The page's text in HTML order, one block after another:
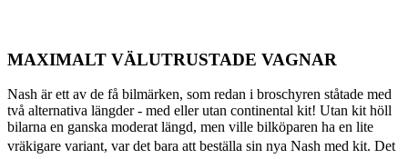
MAXIMALT VÄLUTRUSTADE VAGNAR
Nash är ett av de få bilmärken, som redan i broschyren ståtade med
två alternativa längder - med eller utan continental kit! Utan kit höll
bilarna en ganska moderat längd, men ville bilköparen ha en lite
vräkigare variant, var det bara att beställa sin nya Nash med kit. Det